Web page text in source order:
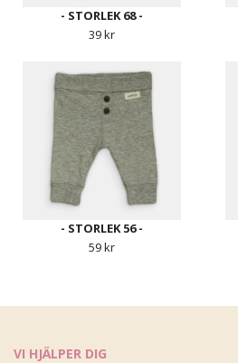
- STORLEK 68 -
39 kr
- STORLEK 56 -
59 kr
VI HJÄLPER DIG